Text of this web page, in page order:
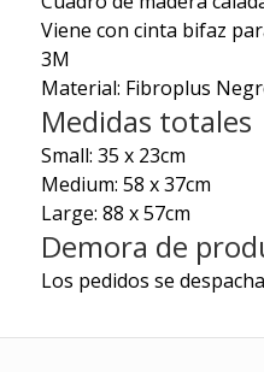
Viene con cinta bifaz
3M
Material: Fibroplus
Medidas totales
Small: 35 x 23cm
Medium: 58 x 37cm
Large: 88 x 57cm
Demora de
Los pedidos se